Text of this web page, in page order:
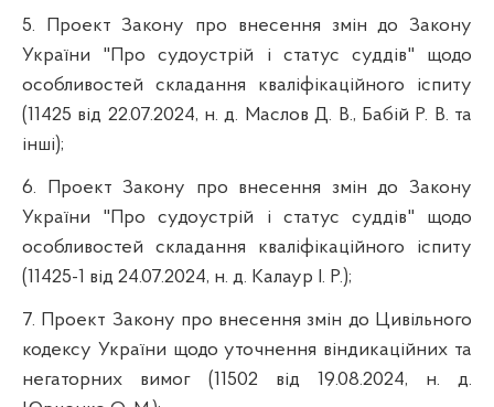
5. Проект Закону про внесення змін до Закону
України "Про судоустрій і статус суддів" щодо
особливостей складання кваліфікаційного іспиту
(11425 від 22.07.2024, н. д. Маслов Д. В., Бабій Р. В. та
інші);
6. Проект Закону про внесення змін до Закону
України "Про судоустрій і статус суддів" щодо
особливостей складання кваліфікаційного іспиту
(11425-1 від 24.07.2024, н. д. Калаур І. Р.);
7. Проект Закону про внесення змін до Цивільного
кодексу України щодо уточнення віндикаційних та
негаторних вимог (11502 від 19.08.2024, н. д.